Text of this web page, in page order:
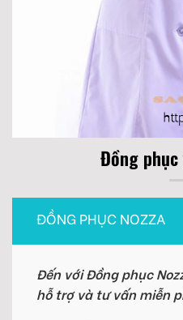
Đồng phục
ĐỒNG PHỤC NOZZA
Đến với Đồng phục
hỗ trợ và tư vấn miễn